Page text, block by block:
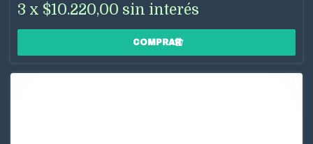
3 x $10.220,00 sin interés